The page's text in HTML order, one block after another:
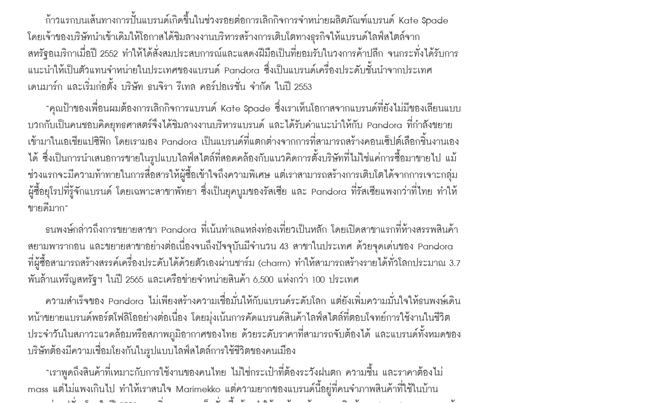
ก้าวแรกบนเส้นทางการปั้นแบรนด์เกิดขึ้นในช่วงรอยต่อการเลิกกิจการจำหน่ายผลิตภัณฑ์แบรนด์ Kate Spade
โดยเจ้าของบริษัทนำเข้าเดิมให้โอกาสได้ชิมลางงานบริหารสร้างการเติบโตทางธุรกิจให้แบรนด์ไลฟ์สไตล์จาก
สหรัฐอเมริกาเมื่อปี 2552 ทำให้ได้สั่งสมประสบการณ์และแสดงฝีมือเป็นที่ยอมรับในวงการค้าปลีก จนกระทั่งได้รับการ
แนะนำให้เป็นตัวแทนจำหน่ายในประเทศของแบรนด์ Pandora ซึ่งเป็นแบรนด์เครื่องประดับชั้นนำจากประเทศ
เดนมาร์ก และเริ่มก่อตั้ง บริษัท ธนจิรา รีเทล คอร์ปอเรชั่น จำกัด ในปี 2553
“คุณป้าของเพื่อนผมต้องการเลิกกิจการแบรนด์ Kate Spade ซึ่งเราเห็นโอกาสจากแบรนด์ที่ยังไม่มีของเลียนแบบ
บวกกับเป็นคนชอบคิดยุทธศาสตร์จึงได้ชิมลางงานบริหารแบรนด์ และได้รับคำแนะนำให้กับ Pandora ที่กำลังขยาย
เข้ามาในเอเชียแปซิฟิก โดยเรามอง Pandora เป็นแบรนด์ที่แตกต่างจากการที่สามารถสร้างคอนเซ็ปต์เลือกชิ้นงานเอง
ได้ ซึ่งเป็นการนำเสนอการขายในรูปแบบไลฟ์สไตล์ที่สอดคล้องกับแนวคิดการตั้งบริษัทที่ไม่ใช่แค่การซื้อมาขายไป แม้
ช่วงแรกจะมีความท้าทายในการสื่อสารให้ผู้ซื้อเข้าใจถึงความพิเศษ แต่เราสามารถสร้างการเติบโตได้จากการเจาะกลุ่ม
ผู้ซื้อยุโรปที่รู้จักแบรนด์ โดยเฉพาะสาขาพัทยา ซึ่งเป็นยุคบูมของรัสเซีย และ Pandora ที่รัสเซียแพงกว่าที่ไทย ทำให้
ขายดีมาก”
ธนพงษ์กล่าวถึงการขยายสาขา Pandora ที่เน้นทำเลแหล่งท่องเที่ยวเป็นหลัก โดยเปิดสาขาแรกที่ห้างสรรพสินค้า
สยามพารากอน และขยายสาขาอย่างต่อเนื่องจนถึงปัจจุบันมีจำนวน 43 สาขาในประเทศ ด้วยจุดเด่นของ Pandora
ที่ผู้ซื้อสามารถสร้างสรรค์เครื่องประดับได้ด้วยตัวเองผ่านชาร์ม (charm) ทำให้สามารถสร้างรายได้ทั่วโลกประมาณ 3.7
พันล้านเหรีญสหรัฐฯ ในปี 2565 และเครือข่ายจำหน่ายสินค้า 6,500 แห่งกว่า 100 ประเทศ
ความสำเร็จของ Pandora ไม่เพียงสร้างความเชื่อมั่นให้กับแบรนด์ระดับโลก แต่ยังเพิ่มความมั่นใจให้ธนพงษ์เดิน
หน้าขยายแบรนด์พอร์ตโฟลิโออย่างต่อเนื่อง โดยมุ่งเน้นการคัดแบรนด์สินค้าไลฟ์สไตล์ที่ตอบโจทย์การใช้งานในชีวิต
ประจำวันในสภาวะแวดล้อมหรือสภาพภูมิอากาศของไทย ด้วยระดับราคาที่สามารถจับต้องได้ และแบรนด์ทั้งหมดของ
บริษัทต้องมีความเชื่อมโยงกันในรูปแบบไลฟ์สไตล์การใช้ชีวิตของคนเมือง
“เราพูดถึงสินค้าที่เหมาะกับการใช้งานของคนไทย ไม่ใช่กระเป๋าที่ต้องระวังฝนตก ความชื้น และราคาต้องไม่
mass แต่ไม่แพงเกินไป ทำให้เราสนใจ Marimekko แต่ความยากของแบรนด์นี้อยู่ที่คนจำภาพสินค้าที่ใช้ในบ้าน